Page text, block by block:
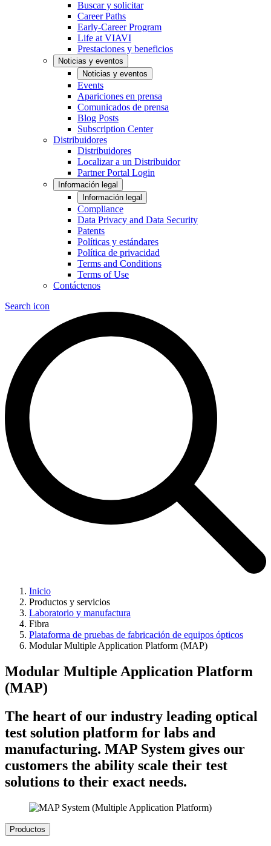
Buscar y solicitar
Career Paths
Early-Career Program
Life at VIAVI
Prestaciones y beneficios
Noticias y eventos
Noticias y eventos
Events
Apariciones en prensa
Comunicados de prensa
Blog Posts
Subscription Center
Distribuidores
Distribuidores
Localizar a un Distribuidor
Partner Portal Login
Información legal
Información legal
Compliance
Data Privacy and Data Security
Patents
Políticas y estándares
Política de privacidad
Terms and Conditions
Terms of Use
Contáctenos
Search icon
Inicio
Productos y servicios
Laboratorio y manufactura
Fibra
Plataforma de pruebas de fabricación de equipos ópticos
Modular Multiple Application Platform (MAP)
Modular Multiple Application Platform
(MAP)
The heart of our industry leading optical
test solution platform for labs and
manufacturing. MAP System gives our
customers the ability scale their test
solutions to their exact needs.
Productos